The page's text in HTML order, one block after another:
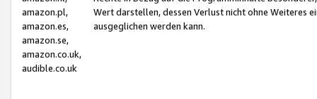
amazon.pl,
amazon.es,
amazon.se,
amazon.co.uk,
audible.co.uk
Wert darstellen, dessen Verlust nicht ohne Weiteres
ausgeglichen werden kann.